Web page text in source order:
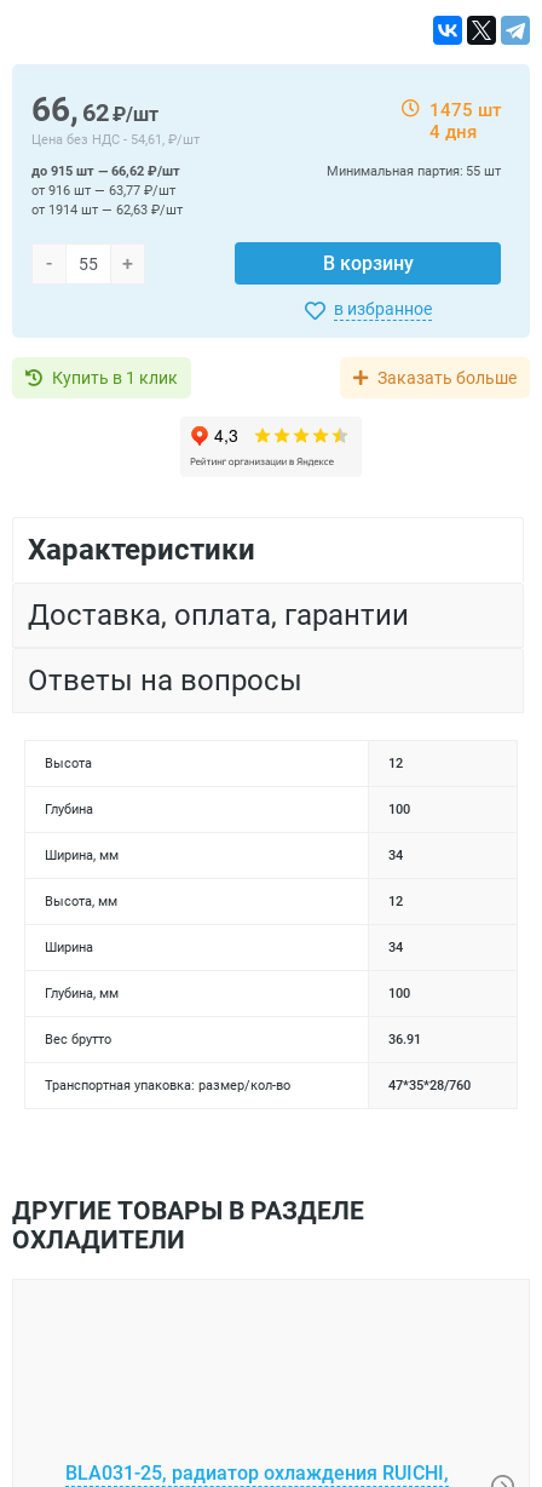
66, 62₽/шт
Цена без НДС - 54,61, ₽/шт
1475 шт
4 дня
- + В корзину
Минимальная партия: 55 шт
до 915 шт — 66,62 ₽/шт
от 916 шт — 63,77 ₽/шт
от 1914 шт — 62,63 ₽/шт
в избранное
Купить в 1 клик Заказать больше
Характеристики
Доставка, оплата, гарантии
Ответы на вопросы
Высота 12
Глубина 100
Ширина, мм 34
Высота, мм 12
Ширина 34
Глубина, мм 100
Вес брутто 36.91
Транспортная упаковка: размер/кол-во 47*35*28/760
ДРУГИЕ ТОВАРЫ В РАЗДЕЛЕ
ОХЛАДИТЕЛИ
BLA031-25, радиатор охлаждения RUICHI,
АВМ-